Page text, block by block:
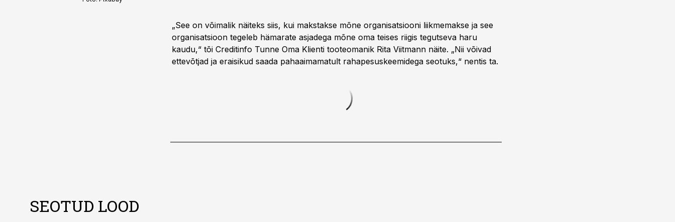
„See on võimalik näiteks siis, kui makstakse mõne organisatsiooni liikmemakse ja see
organisatsioon tegeleb hämarate asjadega mõne oma teises riigis tegutseva haru
kaudu,“ tõi Creditinfo Tunne Oma Klienti tooteomanik Rita Viitmann näite. „Nii võivad
ettevõtjad ja eraisikud saada pahaaimamatult rahapesuskeemidega seotuks,“ nentis ta.
SEOTUD LOOD